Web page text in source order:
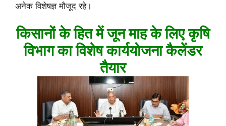
अनेक विशेषज्ञ मौजूद रहे।
किसानों के हित में जून माह के लिए कृषि
विभाग का विशेष कार्ययोजना कैलेंडर
तैयार